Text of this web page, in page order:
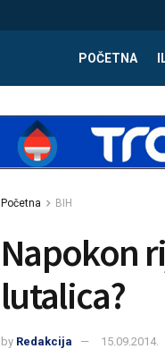
POČETNA
Početna BIH
Napokon
lutalica?
by Redakcija 15.09.2014.